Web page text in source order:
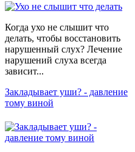
Когда ухо не слышит что
делать, чтобы восстановить
нарушенный слух? Лечение
нарушений слуха всегда
зависит...
Закладывает уши? - давление
тому виной